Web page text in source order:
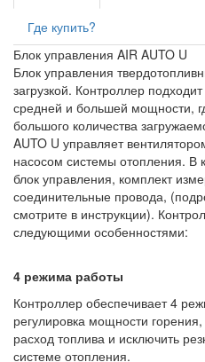
Где купить?
Блок управления AIR AUTO U
Блок управления
загрузкой. Контроллер
средней и большей мощности,
большого количества
AUTO U управляет
насосом системы отопления. В
блок управления, комплект
соединительные провода,
смотрите в инструкции).
следующими особенностями:
4 режима работы
Контроллер обеспечивает 4
регулировка мощности
расход топлива и исключить
системе отопления.